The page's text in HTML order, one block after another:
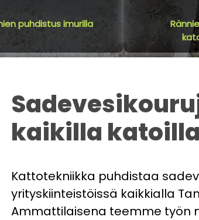
puhdistus imurilla
kaikilla katoilla
Kattotekniikka puhdistaa
yrityskiinteistöissä kaikkialla
Ammattilaisena teemme työn